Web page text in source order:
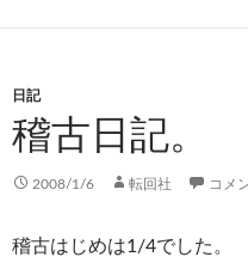
日記
稽古日記。
2008/1/6 転回社 コメ
稽古はじめは1/4でした。